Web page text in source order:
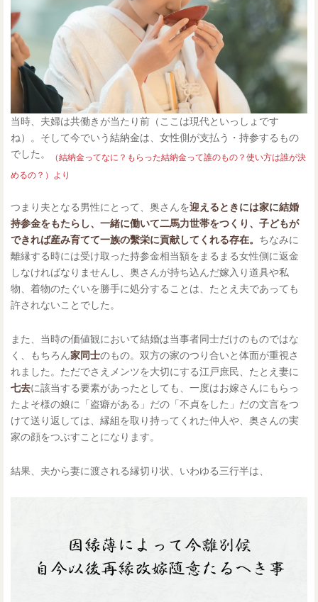
当時、夫婦は共働きが当たり前（ここは現代といっしょです
ね）。そして今でいう結納金は、女性側が支払う・持参するもの
でした。
（結納金ってなに？もらった結納金って誰のもの？使い方は誰が決
めるの？）より
つまり夫となる男性にとって、奥さんを迎えるときには家に結婚
持参金をもたらし、一緒に働いて二馬力世帯をつくり、子どもが
できれば産み育てて一族の繫栄に貢献してくれる存在。 ちなみに
離縁する時には受け取った持参金相当額をまるまる女性側に返金
しなければなりませんし、奥さんが持ち込んだ嫁入り道具や私
物、着物のたぐいを勝手に処分することは、たとえ夫であっても
許されないことでした。
また、当時の価値観において結婚は当事者同士だけのものではな
く、もちろん家同士のもの。双方の家のつり合いと体面が重視さ
れました。ただでさえメンツを大切にする江戸庶民、たとえ妻に
七去に該当する要素があったとしても、一度はお嫁さんにもらっ
たよそ様の娘に「盗癖がある」だの「不貞をした」だの文言をつ
けて送り返しては、縁組を取り持ってくれた仲人や、奥さんの実
家の顔をつぶすことになります。
結果、夫から妻に渡される縁切り状、いわゆる三行半は、